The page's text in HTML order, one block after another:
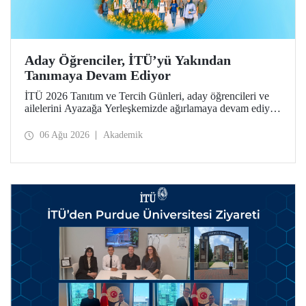
Aday Öğrenciler, İTÜ’yü Yakından
Tanımaya Devam Ediyor
İTÜ 2026 Tanıtım ve Tercih Günleri, aday öğrencileri ve
ailelerini Ayazağa Yerleşkemizde ağırlamaya devam ediyor.
ilgili fakülte ve birimler adaylara bilgi vermeye devam
06 Ağu 2026 Akademik